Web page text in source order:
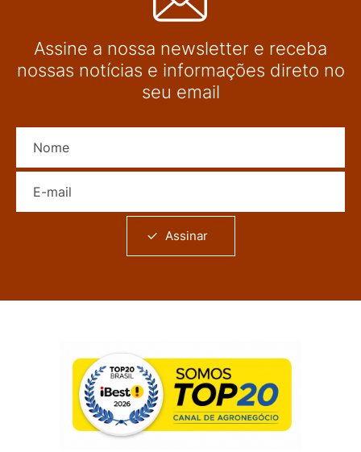
Assine a nossa newsletter e receba
nossas notícias e informações direto no
seu email
Assinar